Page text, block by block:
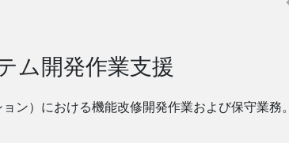
ム開発作業支援
ン）における機能改修開発作業および保守業務。